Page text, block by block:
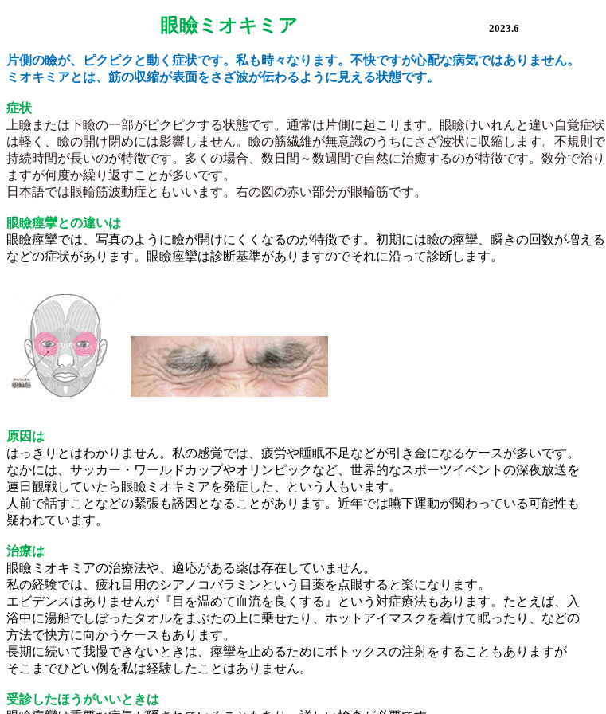
眼瞼ミオキミア 2023.6
片側の瞼が、ピクピクと動く症状です。私も時々なります。不快ですが心配な病気ではありません。
ミオキミアとは、筋の収縮が表面をさざ波が伝わるように見える状態です。
症状
上瞼または下瞼の一部がピクピクする状態です。通常は片側に起こります。
眼瞼けいれんと違い自覚症状
は軽く、瞼の開け閉めには影響しません。 瞼の筋繊維が無意識のうちにさざ波状に収縮します。不規則で
持続時間が長いのが特徴です。多くの場合、数日間～数週間で自然に治癒するのが特徴です。数分で治り
ますが何度か繰り返すことが多いです。
日本語では眼輪筋波動症ともいいます。右の図の赤い部分が眼輪筋です。
眼瞼痙攣との違いは
眼瞼痙攣では、写真のように瞼が開けにくくなるのが特徴です。初期には瞼の痙攣、瞬きの回数が増える
などの症状があります。 眼瞼痙攣は診断基準がありますのでそれに沿って診断します。
原因は
はっきりとはわかりません。私の感覚では、疲労や睡眠不足などが引き金になるケースが多いです。
なかには、サッカー・ワールドカップやオリンピックなど、世界的なスポーツイベントの深夜放送を
連日観戦していたら眼瞼ミオキミアを発症した、という人もいます。
人前で話すことなどの緊張も誘因となることがあります。近年では嚥下運動が関わっている可能性も
疑われています。
治療は
眼瞼ミオキミアの治療法や、適応がある薬は存在していません。
私の経験では、疲れ目用のシアノコバラミンという目薬を点眼すると楽になります。
エビデンスはありませんが『目を温めて血流を良くする』という対症療法もあります。たとえば、入
浴中に湯船でしぼったタオルをまぶたの上に乗せたり、ホットアイマスクを着けて眠ったり、などの
方法で快方に向かうケースもあります。
長期に続いて我慢できないときは、痙攣を止めるためにボトックスの注射をすることもありますが
そこまでひどい例を私は経験したことはありません。
受診したほうがいいときは